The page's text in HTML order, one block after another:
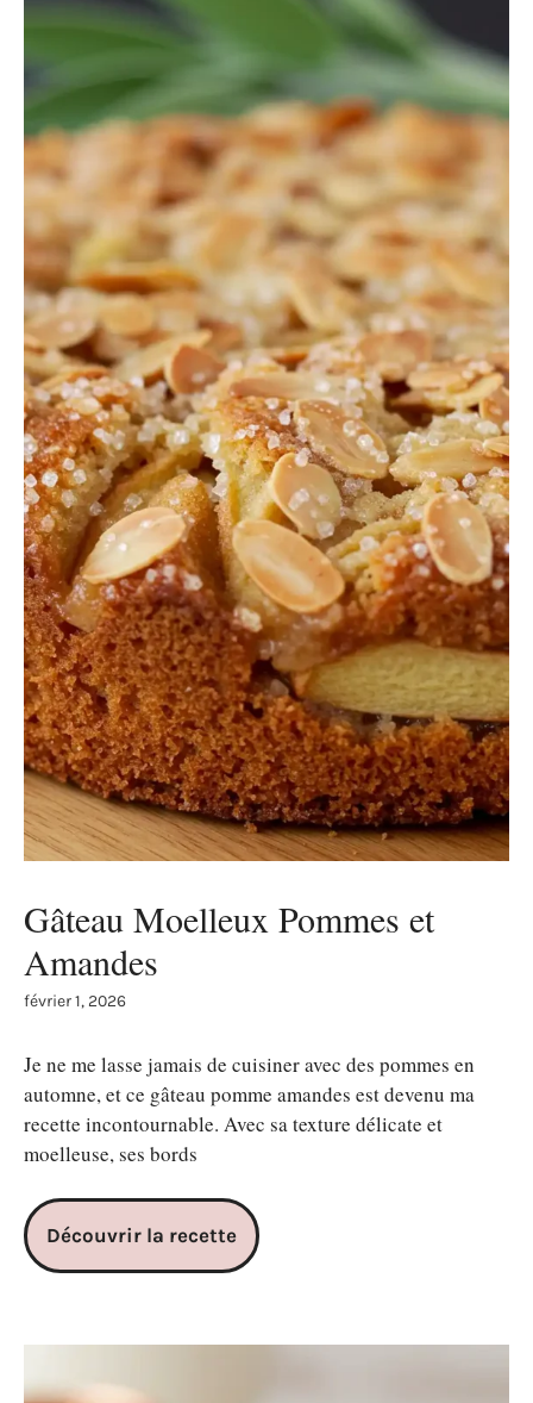
Gâteau Moelleux Pommes et
Amandes
février 1, 2026
Je ne me lasse jamais de cuisiner avec des pommes en
automne, et ce gâteau pomme amandes est devenu ma
recette incontournable. Avec sa texture délicate et
moelleuse, ses bords
Découvrir la recette